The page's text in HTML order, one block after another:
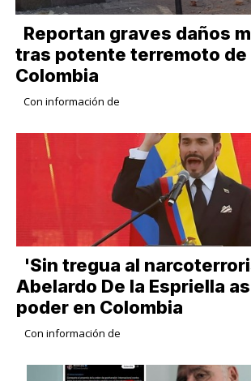
Reportan graves daños
tras potente terremoto de
Colombia
Con información de
​'Sin tregua al
Abelardo De la Espriella
poder en Colombia
Con información de